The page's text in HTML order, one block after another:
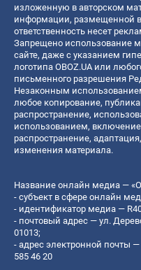
изложенную в авторском
информации, размещенной
ответственность несет
Запрещено использование
сайте, даже с указанием
логотипа OBOZ.UA или
письменного разрешения
Незаконным
любое копирование,
распространение,
использованием,
распространение,
изменения материала.
Название онлайн медиа —
- субъект в сфере онлайн
- идентификатор медиа —
- почтовый адрес — ул.
01013;
- адрес электронной почты —
585 46 20